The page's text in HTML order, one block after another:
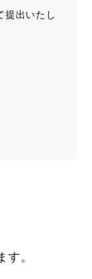
提出いたし
。